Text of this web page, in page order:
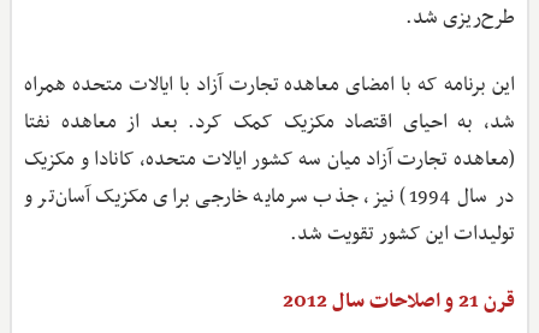
طرح‌ریزی شد.
این برنامه که با امضای معاهده تجارت آزاد با ایالات متحده همراه
شد، به احیای اقتصاد مکزیک کمک کرد. بعد از معاهده نفتا
(معاهده تجارت آزاد میان سه کشور ایالات متحده، کانادا و مکزیک
در سال 1994) نیز، جذب سرمایه خارجی برای مکزیک آسان‌تر و
تولیدات این کشور تقویت شد.
قرن 21 و اصلاحات سال 2012